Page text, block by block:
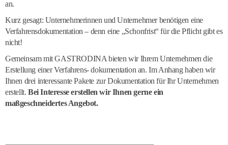
an.
Kurz gesagt: Unternehmerinnen und Unternehmer benötigen eine
Verfahrensdokumentation – denn eine „Schonfrist“ für die Pflicht gibt es
nicht!
Gemeinsam mit GASTRODINA bieten wir Ihrem Unternehmen die
Erstellung einer Verfahrens- dokumentation an. Im Anhang haben wir
Ihnen drei interessante Pakete zur Dokumentation für Ihr Unternehmen
erstellt. Bei Interesse erstellen wir Ihnen gerne ein
maßgeschneidertes Angebot.